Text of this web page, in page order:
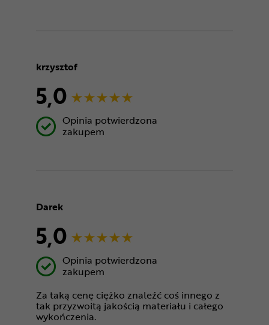
krzysztof
5,0
Opinia potwierdzona
zakupem
Darek
5,0
Opinia potwierdzona
zakupem
Za taką cenę ciężko znaleźć coś innego z
tak przyzwoitą jakością materiału i całego
wykończenia.